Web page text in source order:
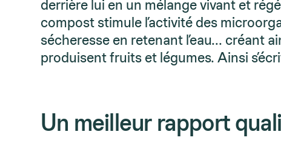
derrière lui en un mélange vivant et
compost stimule l’activité des
sécheresse en retenant l’eau… créant
produisent fruits et légumes. Ainsi
Un meilleur rapport